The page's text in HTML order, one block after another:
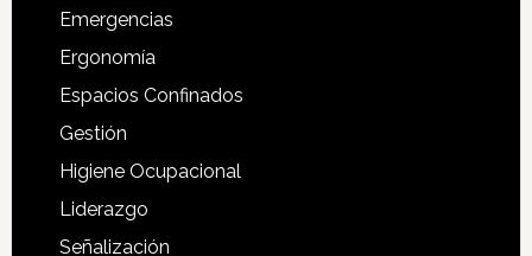
Emergencias
Ergonomía
Espacios Confinados
Gestión
Higiene Ocupacional
Liderazgo
Señalización